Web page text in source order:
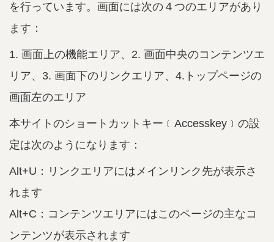
を行っています。画面には次の４つのエリアがあり
ます：
1. 画面上の機能エリア、2. 画面中央のコンテンツエ
リア、3. 画面下のリンクエリア、4.トップページの
画面左のエリア
本サイトのショートカットキー﹝Accesskey﹞の設
定は次のようになります：
Alt+U：リンクエリアにはメインリンク先が表示さ
れます
Alt+C：コンテンツエリアにはこのページの主なコ
ンテンツが表示されます